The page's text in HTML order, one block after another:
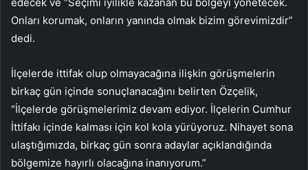
Onları korumak, onların yanında olmak bizim görevimizdir”
dedi.
İlçelerde ittifak olup olmayacağına ilişkin görüşmelerin
birkaç gün içinde sonuçlanacağını belirten Özçelik,
“İlçelerde görüşmelerimiz devam ediyor. İlçelerin Cumhur
İttifakı içinde kalması için kol kola yürüyoruz. Nihayet sona
ulaştığımızda, birkaç gün sonra adaylar açıklandığında
bölgemize hayırlı olacağına inanıyorum.”